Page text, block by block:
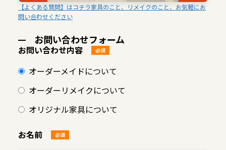
【よくある質問】はコチラ家具のこと、リメイクのこと、お気軽にお
問い合わせください
お問い合わせフォーム
お問い合わせ内容 必須
オーダーメイドについて
オーダーリメイクについて
オリジナル家具について
お名前 必須